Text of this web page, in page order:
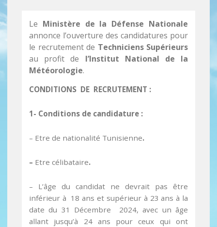
Le Ministère de la Défense Nationale
annonce l’ouverture des candidatures pour
le recrutement de Techniciens Supérieurs
au profit de l’Institut National de la
Météorologie.
CONDITIONS DE RECRUTEMENT :
1- Conditions de candidature :
– Etre de nationalité Tunisienne.
– Etre célibataire.
– L’âge du candidat ne devrait pas être
inférieur à 18 ans et supérieur à 23 ans à la
date du 31 Décembre 2024, avec un âge
allant jusqu’à 24 ans pour ceux qui ont